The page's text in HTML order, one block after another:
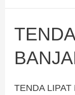
TENDA
TENDA
MURAH